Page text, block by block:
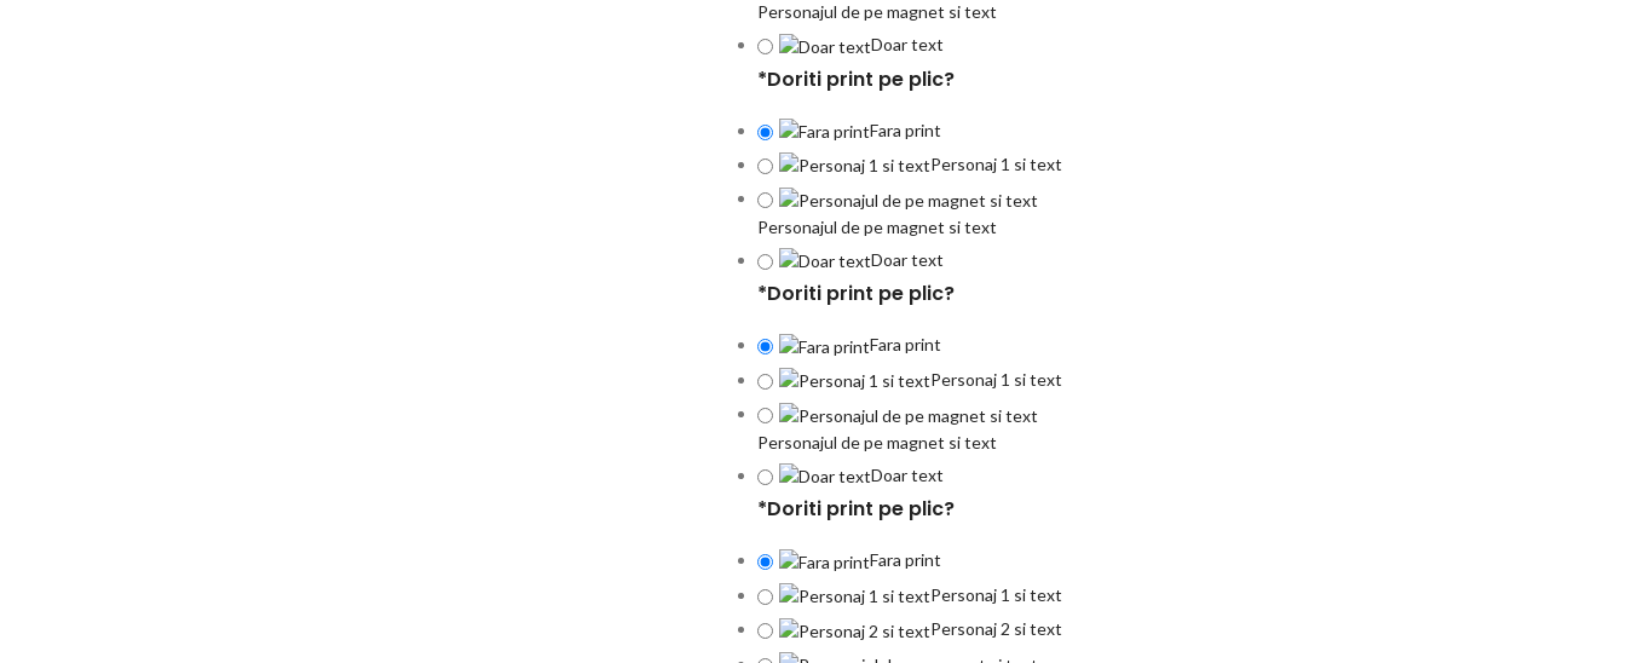
Personajul de pe magnet si text
Doar text
*Doriti print pe plic?
Fara print
Personaj 1 si text
Personajul de pe magnet si text
Doar text
*Doriti print pe plic?
Fara print
Personaj 1 si text
Personajul de pe magnet si text
Doar text
*Doriti print pe plic?
Fara print
Personaj 1 si text
Personaj 2 si text